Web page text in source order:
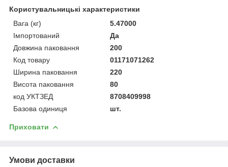
Користувальницькі характеристики
Вага (кг)
5.47000
Імпортований
Да
Довжина паковання
200
Код товару
01171071262
Ширина паковання
220
Висота паковання
80
код УКТЗЕД
8708409998
Базова одиниця
шт.
Приховати
Умови доставки